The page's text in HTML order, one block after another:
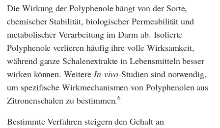
Die Wirkung der Polyphenole hängt von der Sorte,
chemischer Stabilität, biologischer Permeabilität und
metabolischer Verarbeitung im Darm ab. Isolierte
Polyphenole verlieren häufig ihre volle Wirksamkeit,
während ganze Schalenextrakte in Lebensmitteln besser
wirken können. Weitere In-vivo-Studien sind notwendig,
um spezifische Wirkmechanismen von Polyphenolen aus
Zitronenschalen zu bestimmen.6
Bestimmte Verfahren steigern den Gehalt an